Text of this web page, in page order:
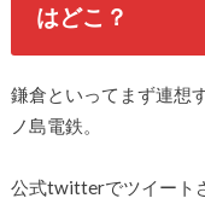
はどこ？
鎌倉といってまず連想
ノ島電鉄。
公式twitterでツイート